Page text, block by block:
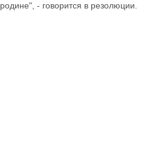
- говорится в резолюции.